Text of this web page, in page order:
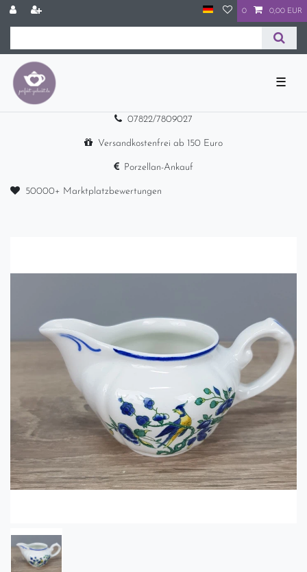
0 0,00 EUR
☰
07822/7809027
Versandkostenfrei ab 150 Euro
Porzellan-Ankauf
50000+ Marktplatzbewertungen